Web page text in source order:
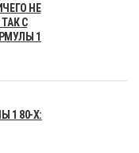
НЕ
С
1
1 80-Х: